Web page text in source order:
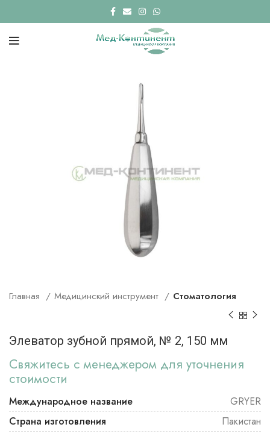
Главная Медицинский инструмент Стоматология
Элеватор зубной прямой, № 2, 150 мм
Свяжитесь с менеджером для уточнения
стоимости
Международное название
GRYER
Страна изготовления
Пакистан